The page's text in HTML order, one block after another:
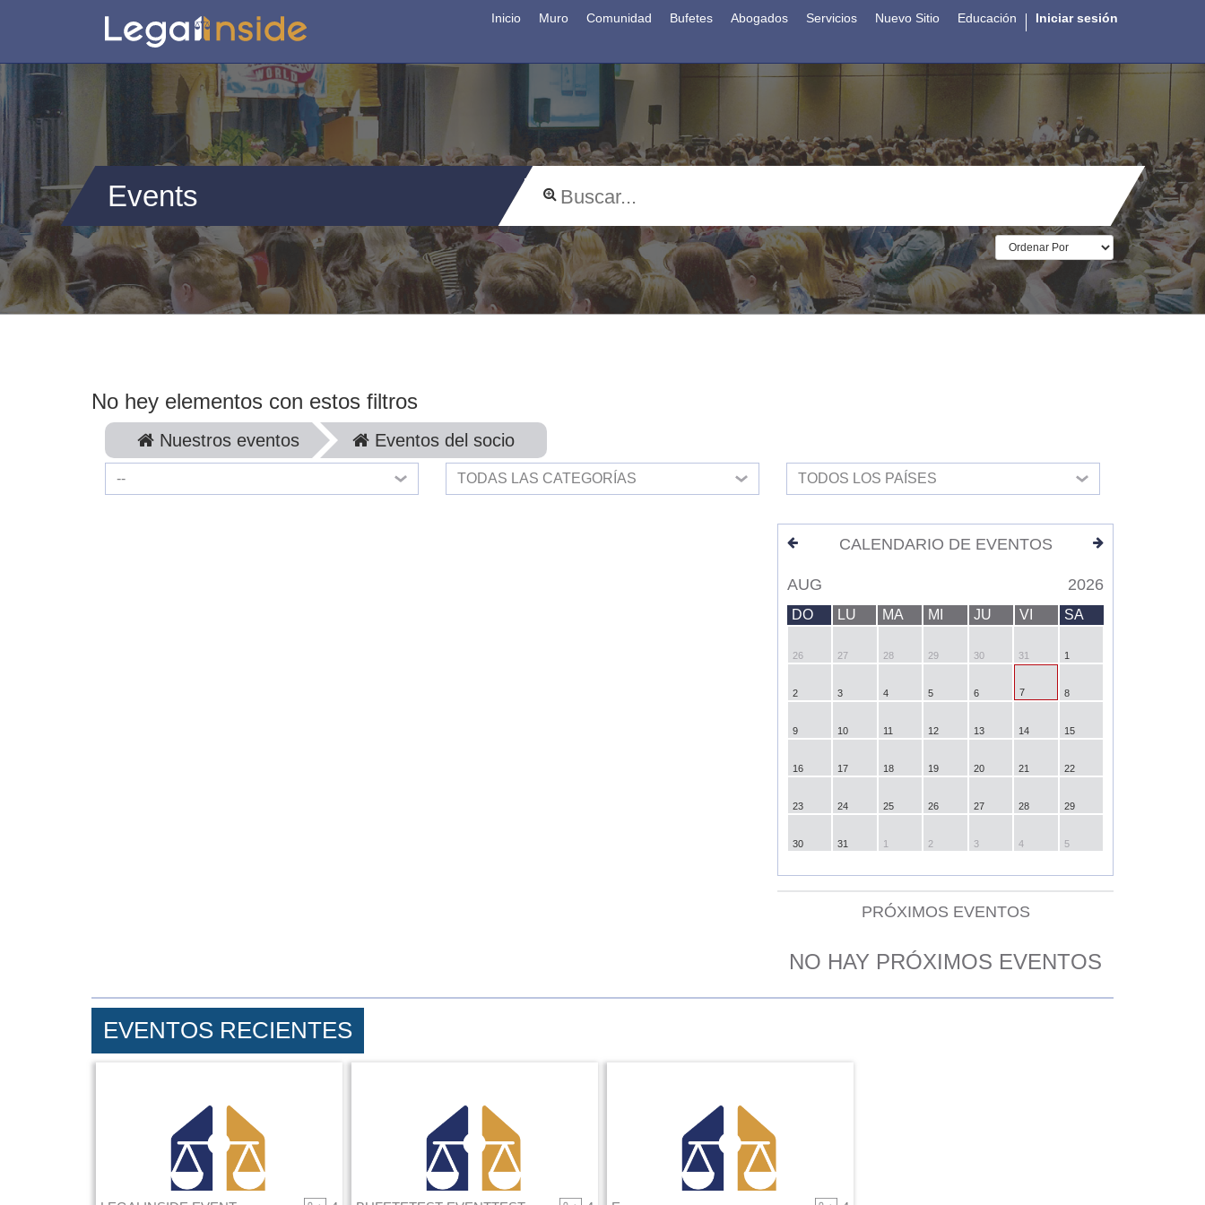
Inicio Muro Comunidad Bufetes Abogados Servicios Nuevo Sitio Educación Iniciar sesión
Events
No hey elementos con estos filtros
Nuestros eventos Eventos del socio
-- TODAS LAS CATEGORÍAS TODOS LOS PAÍSES
CALENDARIO DE EVENTOS
AUG 2026
DO LU MA MI JU VI SA
26 27 28 29 30 31 1
2 3 4 5 6 7 8
9 10 11 12 13 14 15
16 17 18 19 20 21 22
23 24 25 26 27 28 29
30 31 1 2 3 4 5
PRÓXIMOS EVENTOS
NO HAY PRÓXIMOS EVENTOS
EVENTOS RECIENTES